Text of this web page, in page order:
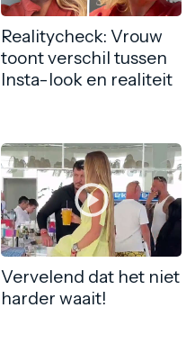
Realitycheck: Vrouw
toont verschil tussen
Insta-look en realiteit
Vervelend dat het niet
harder waait!